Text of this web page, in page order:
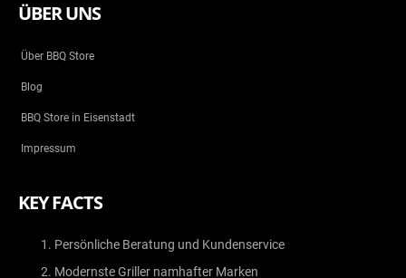
ÜBER UNS
Über BBQ Store
Blog
BBQ Store in Eisenstadt
Impressum
KEY FACTS
Persönliche Beratung und Kundenservice
Modernste Griller namhafter Marken